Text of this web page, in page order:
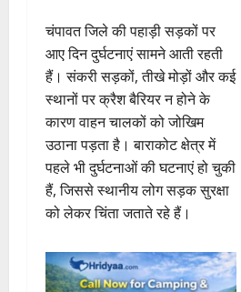
चंपावत जिले की पहाड़ी सड़कों पर
आए दिन दुर्घटनाएं सामने आती रहती
हैं। संकरी सड़कों, तीखे मोड़ों और कई
स्थानों पर क्रैश बैरियर न होने के
कारण वाहन चालकों को जोखिम
उठाना पड़ता है। बाराकोट क्षेत्र में
पहले भी दुर्घटनाओं की घटनाएं हो चुकी
हैं, जिससे स्थानीय लोग सड़क सुरक्षा
को लेकर चिंता जताते रहे हैं।